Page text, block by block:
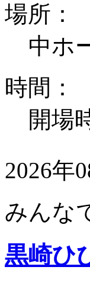
場所：
中ホ
時間：
開場
2026年
みんな
黒崎ひ